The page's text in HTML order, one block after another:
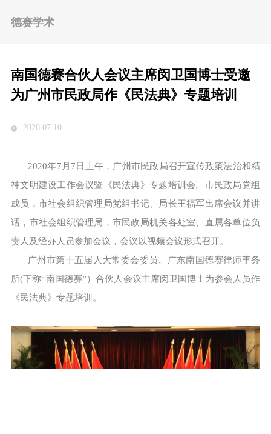
德赛学术
南国德赛合伙人会议主席闵卫国博士受邀
为广州市民政局作《民法典》专题培训
2020.07.10
2020年7月7日上午，广州市民政局召开宣传政策法治和精
神文明建设工作会议暨《民法典》专题培训会。市民政局党组
成员，市社会组织管理局党组书记、局长王福军出席会议并讲
话，市社会组织管理局，市民政局机关各处室、直属各单位负
责人及经办人员参加会议，会议以视频会议形式召开。
广州市第十五届人大常委会委员、广东南国德赛律师事务
所(下称“南国德赛”）合伙人会议主席闵卫国博士为参会人员作
《民法典》专题培训。